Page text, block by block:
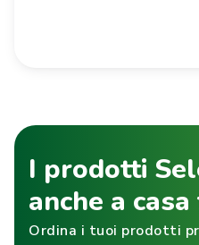
I prodotti
anche a
Ordina i tuoi prodotti